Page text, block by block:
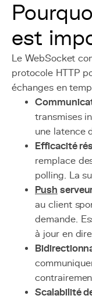
est
Le WebSocket
protocole HTTP
échanges en
transmises
une latence
Efficacité
remplace
polling. La
Push
au client
demande.
à jour en
Scalabilité